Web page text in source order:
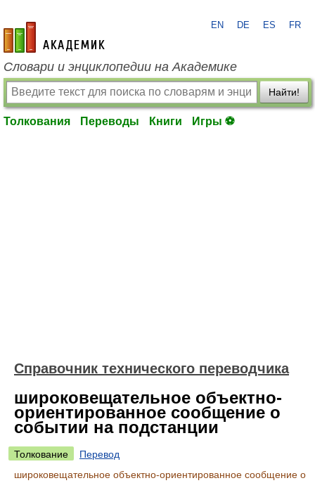
academic.ru
EN DE ES FR
Словари и энциклопедии на Академике
Найти!
Толкования Переводы Книги Игры ⚽
Справочник технического переводчика
широковещательное объектно-
ориентированное сообщение о
событии на подстанции
Толкование
Перевод
широковещательное объектно-ориентированное сообщение о